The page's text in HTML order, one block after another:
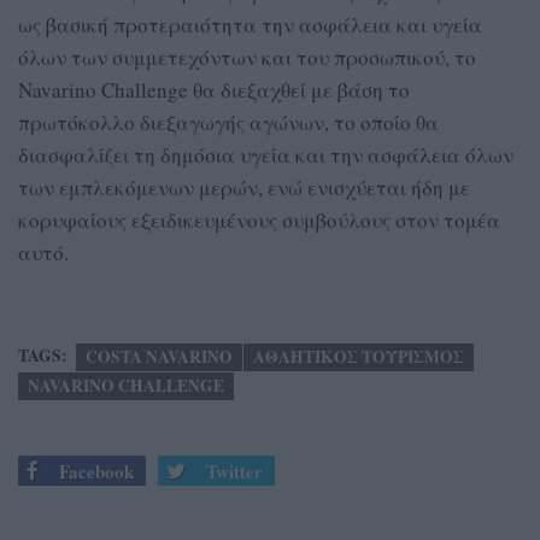
ως βασική προτεραιότητα την ασφάλεια και υγεία
όλων των συμμετεχόντων και του προσωπικού, το
Navarino Challenge θα διεξαχθεί με βάση το
πρωτόκολλο διεξαγωγής αγώνων, το οποίο θα
διασφαλίζει τη δημόσια υγεία και την ασφάλεια όλων
των εμπλεκόμενων μερών, ενώ ενισχύεται ήδη με
κορυφαίους εξειδικευμένους συμβούλους στον τομέα
αυτό.
TAGS: COSTA NAVARINO
ΑΘΛΗΤΙΚΟΣ ΤΟΥΡΙΣΜΟΣ
NAVARINO CHALLENGE
Facebook Twitter